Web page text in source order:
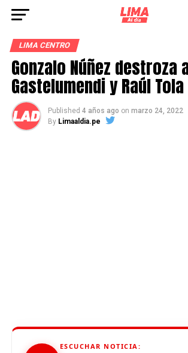
LIMA CENTRO
Gonzalo Núñez destroza
Gastelumendi y Raúl Tola
Published 4 años ago on marzo 24, 2022
By Limaaldia.pe
ESCUCHAR NOTICIA: